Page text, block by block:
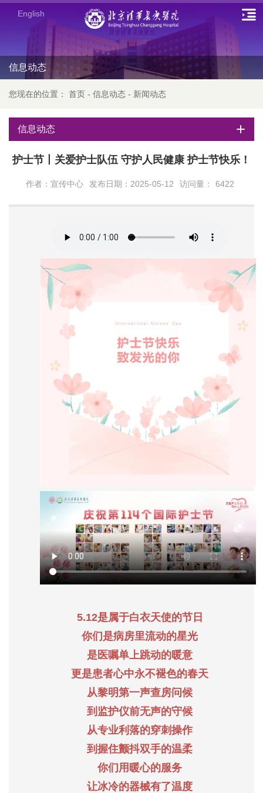
English
信息动态
您现在的位置： 首页 - 信息动态 - 新闻动态
信息动态
护士节丨关爱护士队伍 守护人民健康 护士节快乐！
作者：宣传中心 发布日期：2025-05-12 访问量： 6422
5.12是属于白衣天使的节日
你们是病房里流动的星光
是医嘱单上跳动的暖意
更是患者心中永不褪色的春天
从黎明第一声查房问候
到监护仪前无声的守候
从专业利落的穿刺操作
到握住颤抖双手的温柔
你们用暖心的服务
让冰冷的器械有了温度